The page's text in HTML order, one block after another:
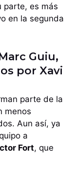
parte, es más
en la segunda
Guiu,
por Xavi
parte de la
menos
Aun así, ya
a
Fort, que